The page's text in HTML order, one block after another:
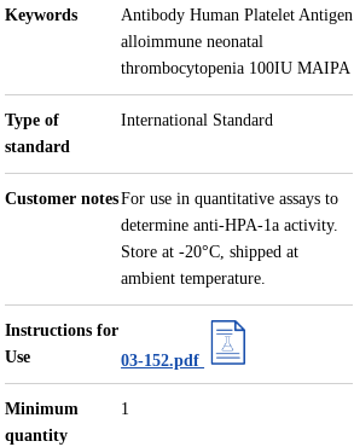
Keywords
Antibody Human Platelet Antigen
alloimmune neonatal
thrombocytopenia 100IU MAIPA
Type of
standard
International Standard
Customer notesFor use in quantitative assays to
determine anti-HPA-1a activity.
Store at -20°C, shipped at
ambient temperature.
Instructions for
Use
03-152.pdf
Minimum
quantity
1